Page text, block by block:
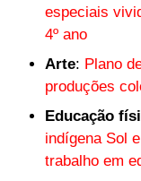
especiais
4º ano
Arte: Plano
produções
Educação
indígena Sol
trabalho em